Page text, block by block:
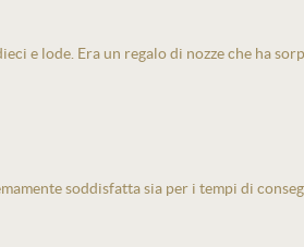
e lode. Era un regalo di nozze che ha
soddisfatta sia per i tempi di